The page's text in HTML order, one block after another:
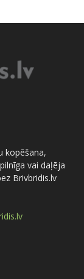
kopēšana,
vai daļēja
Brivbridis.lv